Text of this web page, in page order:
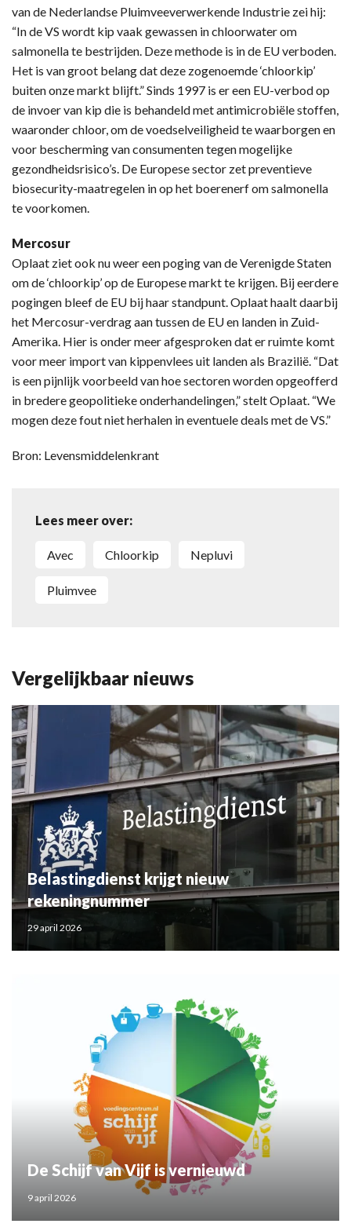
van de Nederlandse Pluimveeverwerkende Industrie zei hij:
“In de VS wordt kip vaak gewassen in chloorwater om
salmonella te bestrijden. Deze methode is in de EU verboden.
Het is van groot belang dat deze zogenoemde ‘chloorkip’
buiten onze markt blijft.” Sinds 1997 is er een EU-verbod op
de invoer van kip die is behandeld met antimicrobiële stoffen,
waaronder chloor, om de voedselveiligheid te waarborgen en
voor bescherming van consumenten tegen mogelijke
gezondheidsrisico’s. De Europese sector zet preventieve
biosecurity-maatregelen in op het boerenerf om salmonella
te voorkomen.
Mercosur
Oplaat ziet ook nu weer een poging van de Verenigde Staten
om de ‘chloorkip’ op de Europese markt te krijgen. Bij eerdere
pogingen bleef de EU bij haar standpunt. Oplaat haalt daarbij
het Mercosur-verdrag aan tussen de EU en landen in Zuid-
Amerika. Hier is onder meer afgesproken dat er ruimte komt
voor meer import van kippenvlees uit landen als Brazilië. “Dat
is een pijnlijk voorbeeld van hoe sectoren worden opgeofferd
in bredere geopolitieke onderhandelingen,” stelt Oplaat. “We
mogen deze fout niet herhalen in eventuele deals met de VS.”
Bron: Levensmiddelenkrant
Lees meer over:
Avec chloorkip Nepluvi
Pluimvee
Vergelijkbaar nieuws
Belastingdienst krijgt nieuw
rekeningnummer
29 april 2026
De Schijf van Vijf is vernieuwd
9 april 2026